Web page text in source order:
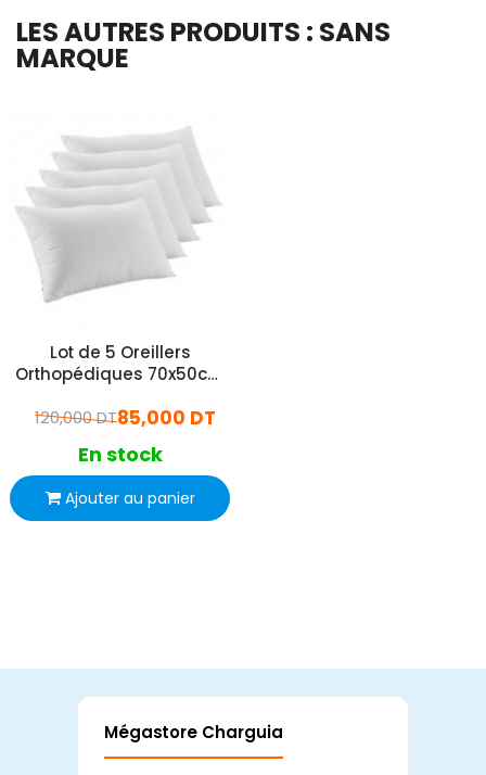
LES AUTRES PRODUITS : SANS
MARQUE
Lot de 5 Oreillers
Orthopédiques 70x50cm
85,000 DT
120,000 DT
En stock
Ajouter au panier
Mégastore Charguia